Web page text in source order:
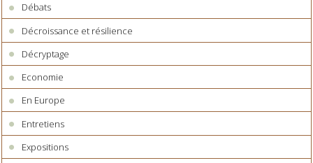
Débats
Décroissance et résilience
Décryptage
Economie
En Europe
Entretiens
Expositions